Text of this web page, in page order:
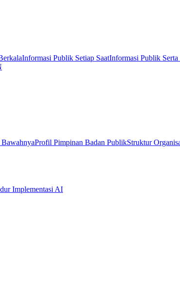
Informasi Publik Setiap SaatInformasi Publik Serta
Profil Pimpinan Badan PublikStruktur
Implementasi AI